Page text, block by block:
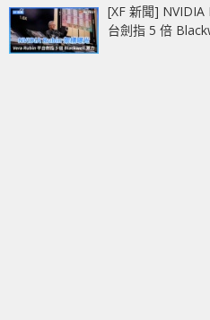
[XF 新聞]
台劍指 5 倍